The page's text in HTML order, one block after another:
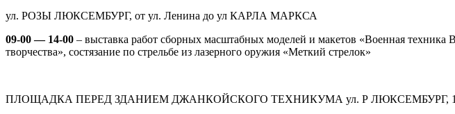
ул. РОЗЫ ЛЮКСЕМБУРГ, от ул. Ленина до ул КАРЛА МАРКСА
09-00 — 14-00 – выставка работ сборных масштабных моделей и макетов «Военная
творчества», состязание по стрельбе из лазерного оружия «Меткий стрелок»
ПЛОЩАДКА ПЕРЕД ЗДАНИЕМ ДЖАНКОЙСКОГО ТЕХНИКУМА ул. Р ЛЮКСЕМБУРГ,